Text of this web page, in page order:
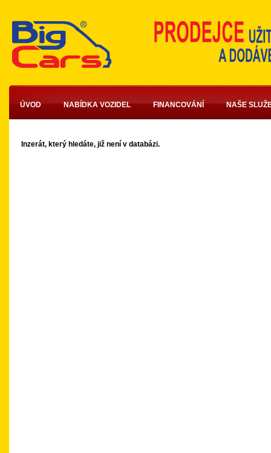
ÚVOD NABÍDKA VOZIDEL FINANCOVÁNÍ NAŠE
Inzerát, který hledáte, již není v databázi.